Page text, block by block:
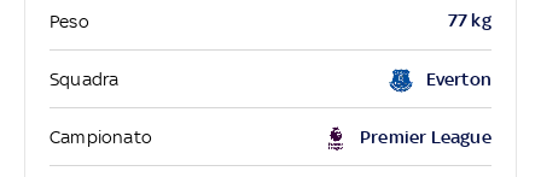
Peso 77 kg
Squadra Everton
Campionato Premier League